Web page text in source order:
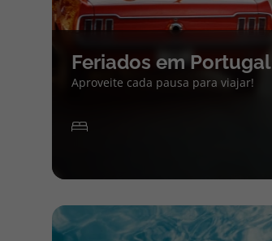
Feriados em Portugal
Aproveite cada pausa para viajar!